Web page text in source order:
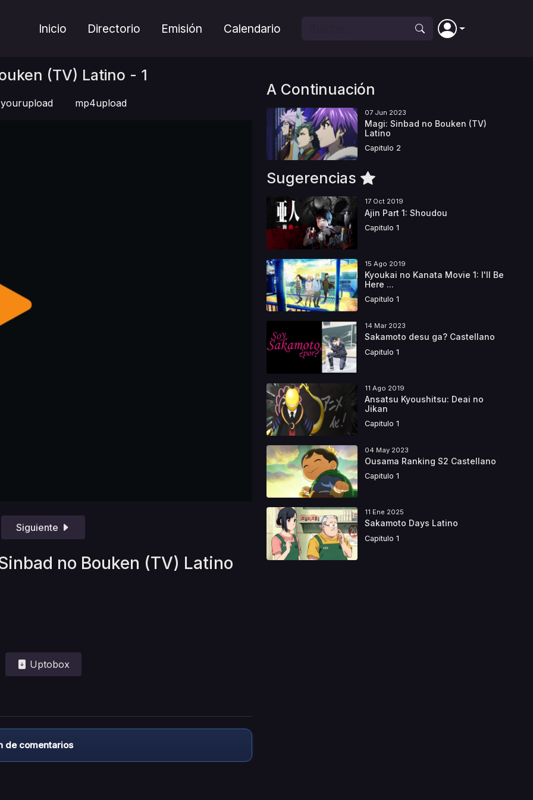
Inicio Directorio Emisión Calendario
(TV) Latino - 1
yourupload mp4upload
Siguiente
no Bouken (TV) Latino
Uptobox
de comentarios
A Continuación
07 Jun 2023
Magi: Sinbad no Bouken (TV)
Latino
Capitulo 2
Sugerencias
17 Oct 2019
Ajin Part 1: Shoudou
Capitulo 1
15 Ago 2019
Kyoukai no Kanata Movie 1: I'll Be
Here ...
Capitulo 1
14 Mar 2023
Sakamoto desu ga? Castellano
Capitulo 1
11 Ago 2019
Ansatsu Kyoushitsu: Deai no
Jikan
Capitulo 1
04 May 2023
Ousama Ranking S2 Castellano
Capitulo 1
11 Ene 2025
Sakamoto Days Latino
Capitulo 1